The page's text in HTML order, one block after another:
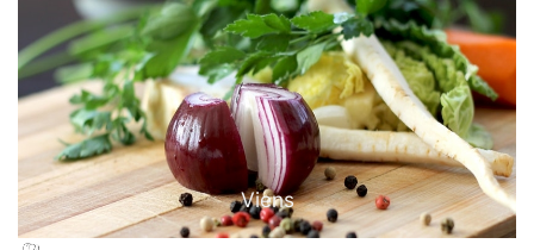
Viens